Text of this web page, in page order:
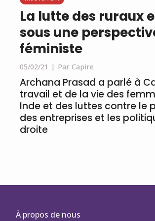
La lutte des ruraux
sous une
féministe
05/02/21 Par Capire
Archana Prasad a parlé à
travail et de la vie des
Inde et des luttes contre le
des entreprises et les
droite
À propos de nous